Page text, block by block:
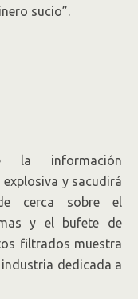
sucio”.
la información
y sacudirá
cerca sobre el
y el bufete de
filtrados muestra
dedicada a